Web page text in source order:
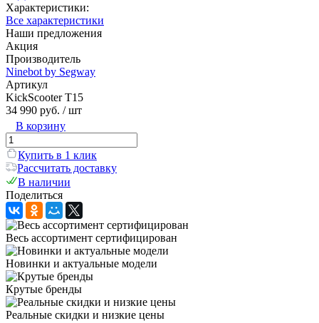
Характеристики:
Все характеристики
Наши предложения
Акция
Производитель
Ninebot by Segway
Артикул
KickScooter T15
34 990 руб. / шт
В корзину
Купить в 1 клик
Рассчитать доставку
В наличии
Поделиться
Весь ассортимент сертифицирован
Новинки и актуальные модели
Крутые бренды
Реальные скидки и низкие цены